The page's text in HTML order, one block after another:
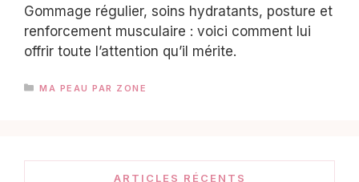
Gommage régulier, soins hydratants, posture et
renforcement musculaire : voici comment lui
offrir toute l’attention qu’il mérite.
CATÉGORIES
MA PEAU PAR ZONE
ARTICLES RÉCENTS